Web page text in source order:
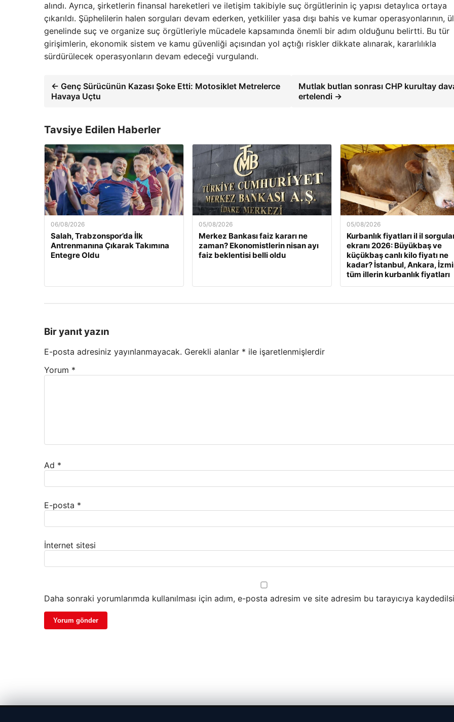
alındı. Ayrıca, şirketlerin finansal hareketleri ve iletişim takibiyle suç örgütlerinin iç yapısı detaylıca ortaya
çıkarıldı. Şüphelilerin halen sorguları devam ederken, yetkililer yasa dışı bahis ve kumar operasyonlarının,
genelinde suç ve organize suç örgütleriyle mücadele kapsamında önemli bir adım olduğunu belirtti. Bu tür
girişimlerin, ekonomik sistem ve kamu güvenliği açısından yol açtığı riskler dikkate alınarak, kararlılıkla
sürdürülecek operasyonların devam edeceği vurgulandı.
← Genç Sürücünün Kazası Şoke Etti: Motosiklet Metrelerce
Havaya Uçtu
Mutlak butlan sonrası CHP kurultay
ertelendi →
Tavsiye Edilen Haberler
06/08/2026
Salah, Trabzonspor’da İlk
Antrenmanına Çıkarak Takımına
Entegre Oldu
05/08/2026
Merkez Bankası faiz kararı ne
zaman? Ekonomistlerin nisan ayı
faiz beklentisi belli oldu
05/08/2026
Kurbanlık fiyatları il il
ekranı 2026: Büyükbaş ve
küçükbaş canlı kilo fiyatı ne
kadar? İstanbul, Ankara,
tüm illerin kurbanlık fiyatları
Bir yanıt yazın
E-posta adresiniz yayınlanmayacak. Gerekli alanlar * ile işaretlenmişlerdir
Yorum *
Ad *
E-posta *
İnternet sitesi
Daha sonraki yorumlarımda kullanılması için adım, e-posta adresim ve site adresim bu tarayıcıya